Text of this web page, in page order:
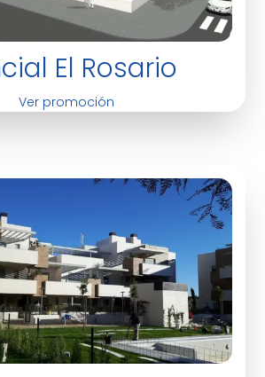
El Rosario
Ver promoción